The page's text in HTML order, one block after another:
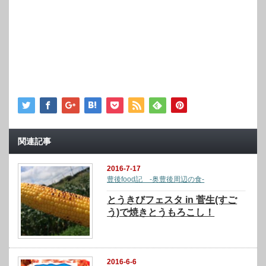
関連記事
2016-7-17
豊後food記 -奥豊後周辺の食-
とうきびフェスタ in 菅生(すご
う)で焼きとうもろこし！
2016-6-6